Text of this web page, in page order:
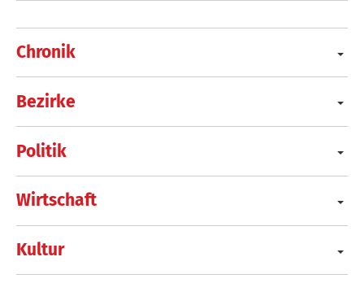
Chronik
Bezirke
Politik
Wirtschaft
Kultur